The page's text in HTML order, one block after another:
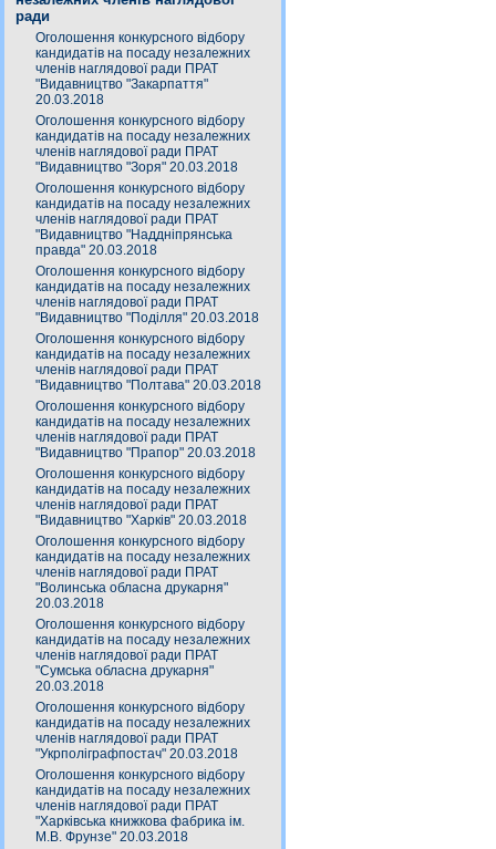
ради
Оголошення конкурсного відбору
кандидатів на посаду незалежних
членів наглядової ради ПРАТ
"Видавництво "Закарпаття"
20.03.2018
Оголошення конкурсного відбору
кандидатів на посаду незалежних
членів наглядової ради ПРАТ
"Видавництво "Зоря" 20.03.2018
Оголошення конкурсного відбору
кандидатів на посаду незалежних
членів наглядової ради ПРАТ
"Видавництво "Наддніпрянська
правда" 20.03.2018
Оголошення конкурсного відбору
кандидатів на посаду незалежних
членів наглядової ради ПРАТ
"Видавництво "Поділля" 20.03.2018
Оголошення конкурсного відбору
кандидатів на посаду незалежних
членів наглядової ради ПРАТ
"Видавництво "Полтава" 20.03.2018
Оголошення конкурсного відбору
кандидатів на посаду незалежних
членів наглядової ради ПРАТ
"Видавництво "Прапор" 20.03.2018
Оголошення конкурсного відбору
кандидатів на посаду незалежних
членів наглядової ради ПРАТ
"Видавництво "Харків" 20.03.2018
Оголошення конкурсного відбору
кандидатів на посаду незалежних
членів наглядової ради ПРАТ
"Волинська обласна друкарня"
20.03.2018
Оголошення конкурсного відбору
кандидатів на посаду незалежних
членів наглядової ради ПРАТ
"Сумська обласна друкарня"
20.03.2018
Оголошення конкурсного відбору
кандидатів на посаду незалежних
членів наглядової ради ПРАТ
"Укрполіграфпостач" 20.03.2018
Оголошення конкурсного відбору
кандидатів на посаду незалежних
членів наглядової ради ПРАТ
"Харківська книжкова фабрика ім.
М.В. Фрунзе" 20.03.2018